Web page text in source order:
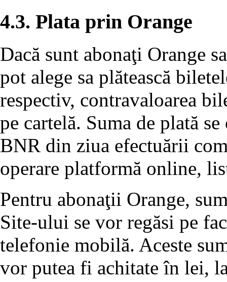
4.3. Plata prin Orange
Dacă sunt abonaţi Orange
pot alege sa plătească
respectiv, contravaloarea
pe cartelă. Suma de plată
BNR din ziua efectuării
operare platformă online,
Pentru abonaţii Orange,
Site-ului se vor regăsi pe
telefonie mobilă. Aceste
vor putea fi achitate în lei,